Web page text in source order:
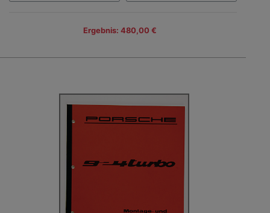
Ergebnis: 480,00 €